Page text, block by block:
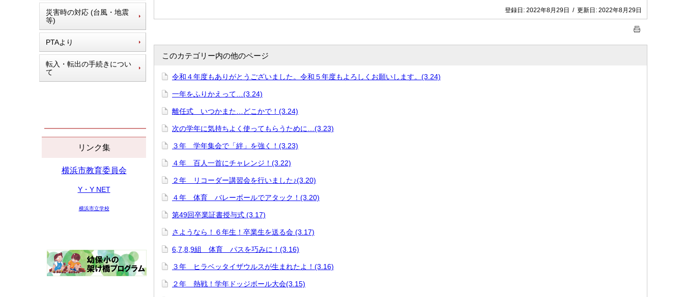
災害時の対応 (台風・地震
等)
PTAより
転入・転出の手続きについ
て
リンク集
横浜市教育委員会
Y・Y NET
横浜市立学校
登録日: 2022年8月29日 / 更新日: 2022年8月29日
このカテゴリー内の他のページ
令和４年度もありがとうございました。令和５年度もよろしくお願いします。(3.24)
一年をふりかえって…(3.24)
離任式 いつかまた…どこかで！(3.24)
次の学年に気持ちよく使ってもらうために…(3.23)
３年 学年集会で「絆」を強く！(3.23)
４年 百人一首にチャレンジ！(3.22)
２年 リコーダー講習会を行いました♪(3.20)
４年 体育 バレーボールでアタック！(3.20)
第49回卒業証書授与式 (3.17)
さようなら！６年生！卒業生を送る会 (3.17)
6,7,8,9組 体育 パスを巧みに！(3.16)
３年 ヒラベッタイザウルスが生まれたよ！(3.16)
２年 熱戦！学年ドッジボール大会(3.15)